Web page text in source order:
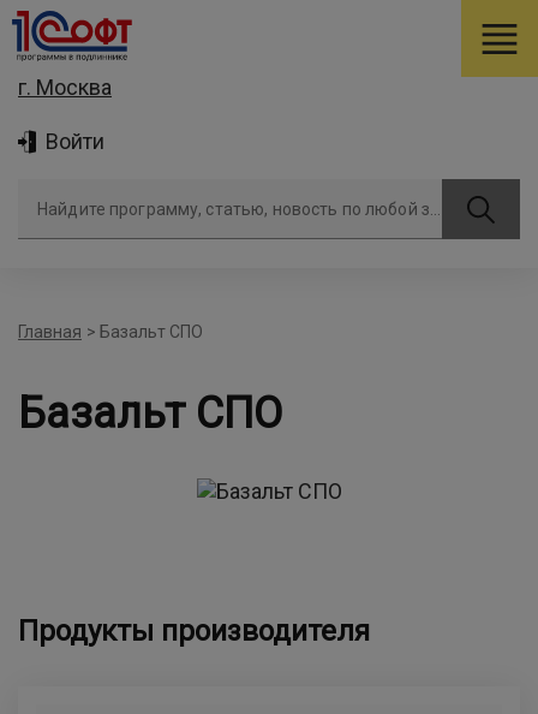
г. Москва
Войти
Главная > Базальт СПО
Базальт СПО
Продукты производителя